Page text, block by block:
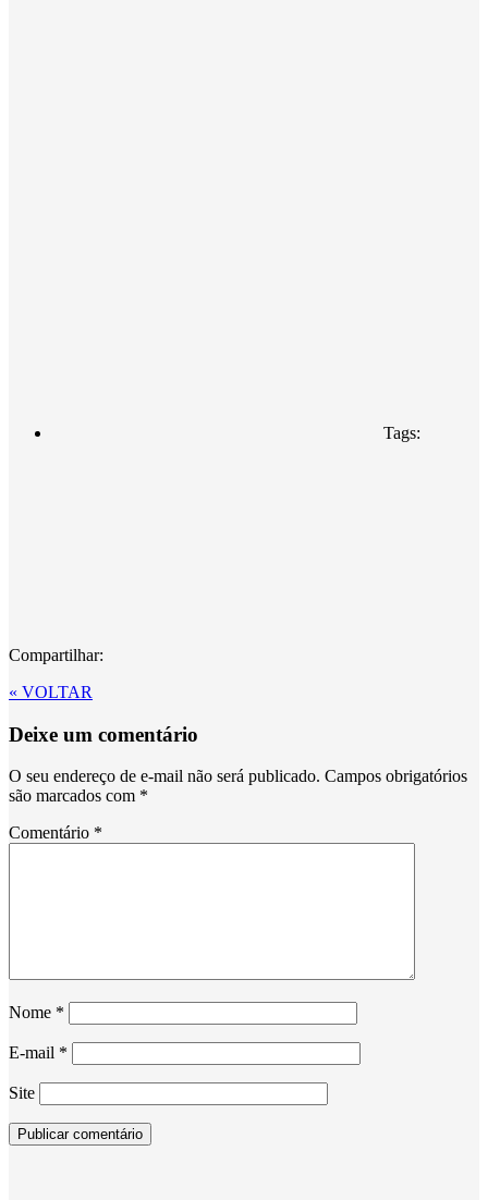
Tags:
Compartilhar:
« VOLTAR
Deixe um comentário
O seu endereço de e-mail não será publicado. Campos obrigatórios
são marcados com *
Comentário *
Nome *
E-mail *
Site